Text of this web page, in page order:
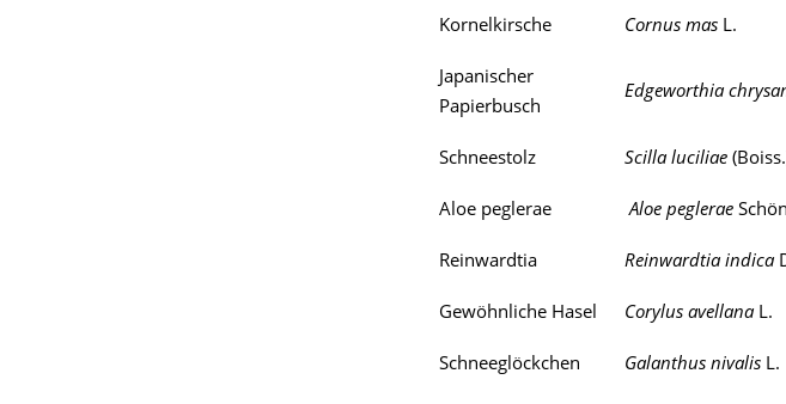
Kornelkirsche Cornus mas L.
Japanischer
Papierbusch
Edgeworthia
Schneestolz Scilla luciliae
Aloe peglerae Aloe peglerae
Reinwardtia Reinwardtia indica
Gewöhnliche Hasel Corylus avellanaL.
Schneeglöckchen Galanthus nivalis L.